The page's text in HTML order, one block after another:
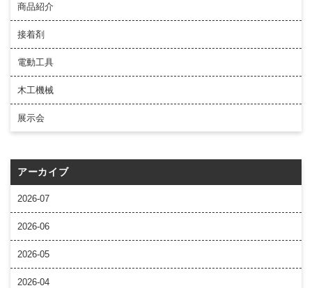
商品紹介
接着剤
電動工具
木工機械
展示会
アーカイブ
2026-07
2026-06
2026-05
2026-04